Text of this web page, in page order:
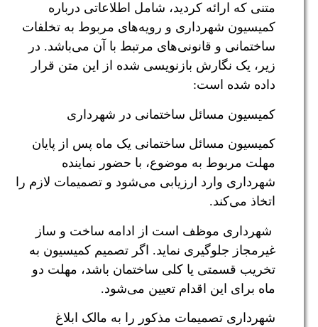
متنی که ارائه کردید، شامل اطلاعاتی درباره
کمیسیون شهرداری و رویه‌های مربوط به تخلفات
ساختمانی و قانونی‌های مرتبط با آن می‌باشد. در
زیر، یک نگارش بازنویسی شده از این متن قرار
داده شده است:
کمیسیون مسائل ساختمانی در شهرداری
کمیسیون مسائل ساختمانی یک ماه پس از پایان
مهلت مربوط به موضوع، با حضور نماینده
شهرداری وارد ارزیابی می‌شود و تصمیمات لازم را
اتخاذ می‌کند.
شهرداری موظف است از ادامه ساخت و ساز
غیرمجاز جلوگیری نماید. اگر تصمیم کمیسیون به
تخریب قسمتی یا کلی ساختمان باشد، مهلت دو
ماه برای این اقدام تعیین می‌شود.
شهرداری تصمیمات مذکور را به مالک ابلاغ